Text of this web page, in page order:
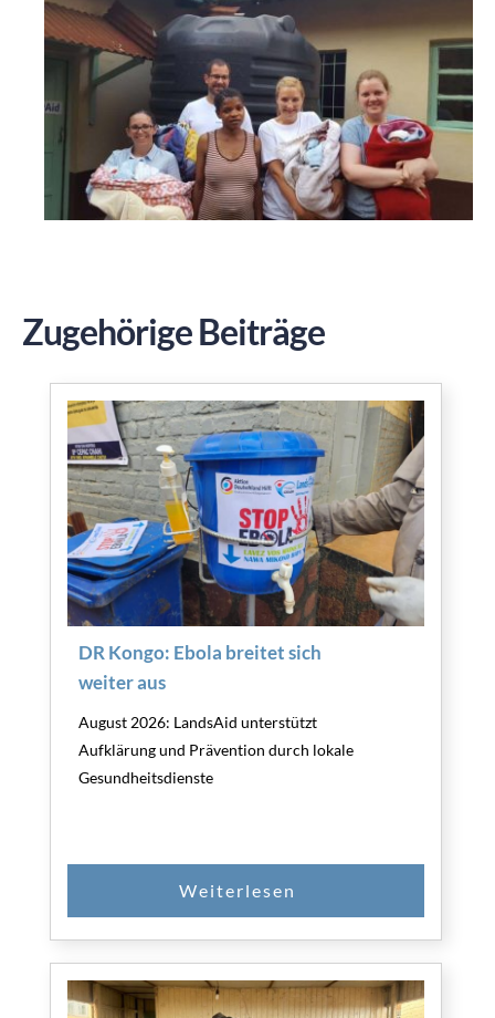
Zugehörige Beiträge
DR Kongo: Ebola breitet sich
weiter aus
August 2026: LandsAid unterstützt
Aufklärung und Prävention durch lokale
Gesundheitsdienste